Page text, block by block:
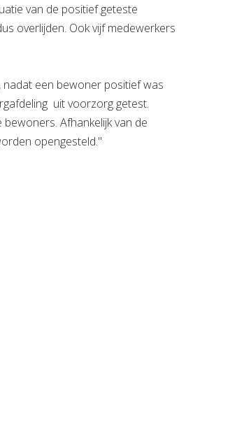
van de positief geteste
overlijden. Ook vijf medewerkers
een bewoner positief was
uit voorzorg getest.
Afhankelijk van de
opengesteld."